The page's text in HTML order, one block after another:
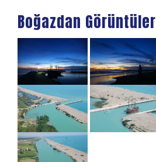
Boğazdan Görüntüler